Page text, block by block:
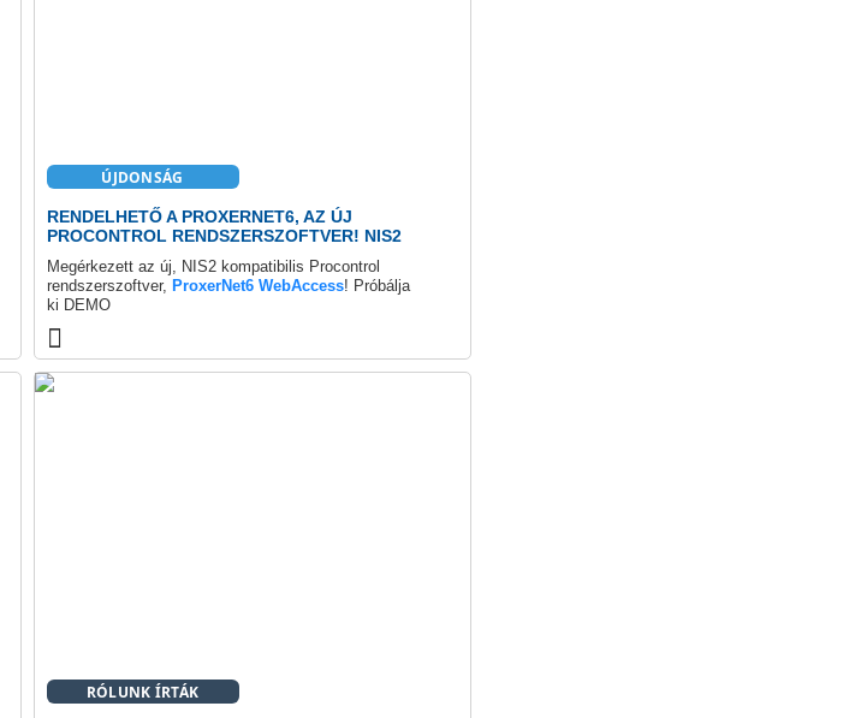
ÚJDONSÁG
RENDELHETŐ A PROXERNET6, AZ ÚJ
PROCONTROL RENDSZERSZOFTVER! NIS2
Megérkezett az új, NIS2 kompatibilis Procontrol
rendszerszoftver, ProxerNet6 WebAccess! Próbálja
ki DEMO
Felhasználónév: demo
Jelszó: demo
A ProxerX3 sorozat titkosított, másolásvédett olvasóival,
RÓLUNK ÍRTÁK